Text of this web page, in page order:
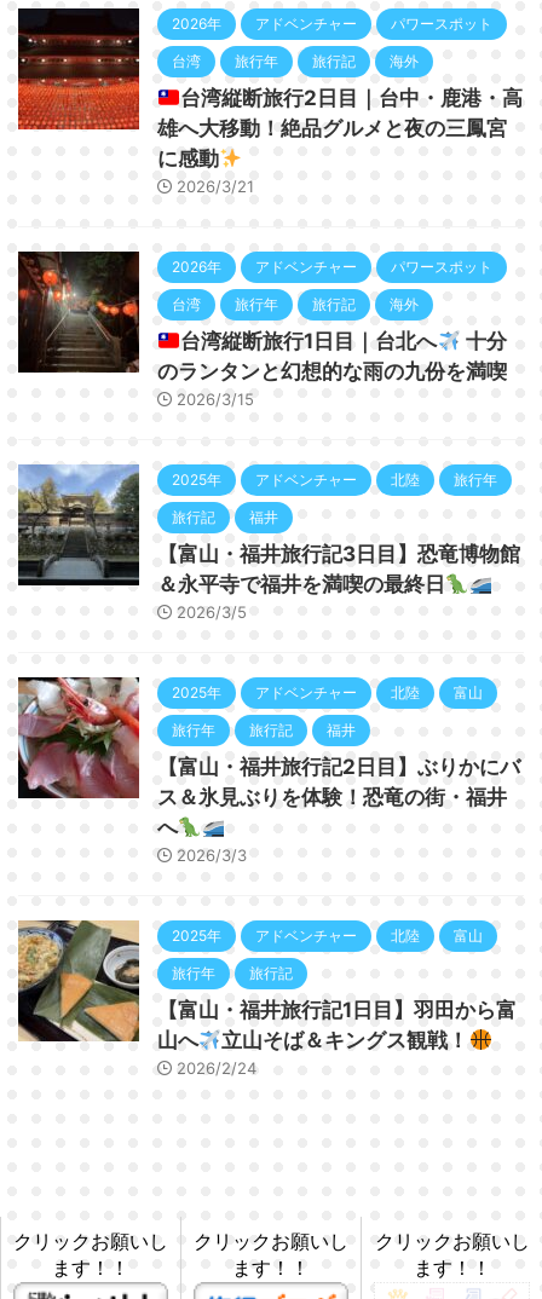
2026年 アドベンチャー パワースポット
台湾 旅行年 旅行記 海外
台湾縦断旅行2日目｜台中・鹿港・高
雄へ大移動！絶品グルメと夜の三鳳宮
に感動
2026/3/21
2026年 アドベンチャー パワースポット
台湾 旅行年 旅行記 海外
台湾縦断旅行1日目｜台北へ
十分
のランタンと幻想的な雨の九份を満喫
2026/3/15
2025年 アドベンチャー 北陸 旅行年
旅行記 福井
【富山・福井旅行記3日目】恐竜博物館
＆永平寺で福井を満喫の最終日
2026/3/5
2025年 アドベンチャー 北陸 富山
旅行年 旅行記 福井
【富山・福井旅行記2日目】ぶりかにバ
ス＆氷見ぶりを体験！恐竜の街・福井
へ
2026/3/3
2025年 アドベンチャー 北陸 富山
旅行年 旅行記
【富山・福井旅行記1日目】羽田から富
山へ
立山そば＆キングス観戦！
2026/2/24
クリックお願いし
ます！！
クリックお願いし
ます！！
クリックお願いし
ます！！